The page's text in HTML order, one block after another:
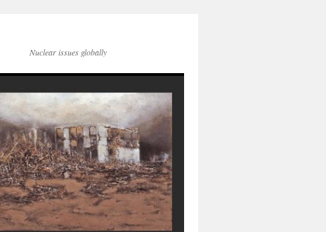
Nuclear issues globally